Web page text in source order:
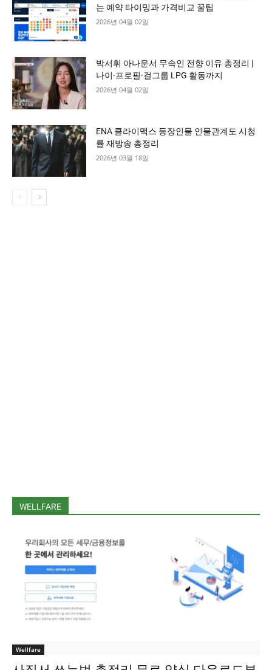
는 예약 타이밍과 가격비교 꿀팁
2026년 04월 02일
박서휘 아나운서 무속인 전향 이유 총정리 |
나이·프로필·걸그룹 LPG 활동까지
2026년 04월 02일
ENA 클라이맥스 등장인물 인물관계도 시청
률 재방송 총정리
2026년 03월 18일
WELLFARE
Wellfare